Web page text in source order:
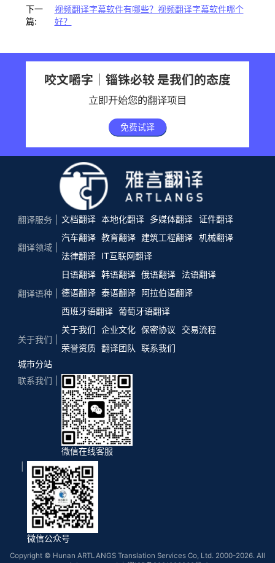
下一
篇:
视频翻译字幕软件有哪些？视频翻译字幕软件哪个
好？
咬文嚼字｜锱铢必较 是我们的态度
立即开始您的翻译项目
免费试译
翻译服务 文档翻译 本地化翻译 多媒体翻译 证件翻译
翻译领域
汽车翻译 教育翻译 建筑工程翻译 机械翻译
法律翻译
IT互联网翻译
翻译语种
日语翻译 韩语翻译 俄语翻译
法语翻译
德语翻译 泰语翻译 阿拉伯语翻译
西班牙语翻译 葡萄牙语翻译
关于我们
关于我们 企业文化 保密协议
交易流程
荣誉资质 翻译团队
联系我们
城市分站
联系我们
微信在线客服
微信公众号
Copyright © Hunan ARTLANGS Translation Services Co, Ltd. 2000-2026. All